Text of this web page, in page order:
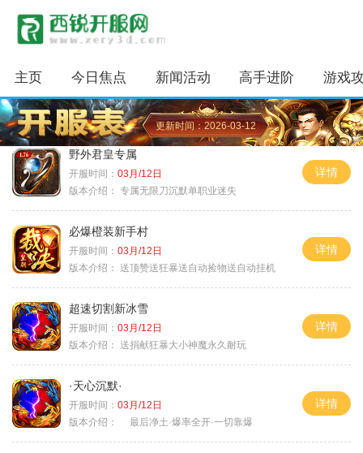
主页 今日焦点 新闻活动 高手进阶 游戏
更新时间：2026-03-12
野外君皇专属
开服时间： 03月/12日
版本介绍： 专属无限刀沉默单职业迷失
详情
必爆橙装新手村
开服时间： 03月/12日
版本介绍： 送顶赞送狂暴送自动捡物送自动挂机
详情
超速切割新冰雪
开服时间： 03月/12日
版本介绍： 送捐献狂暴大小神魔永久耐玩
详情
·天心沉默·
开服时间： 03月/12日
版本介绍：
最后净土·爆率全开·一切靠爆
详情